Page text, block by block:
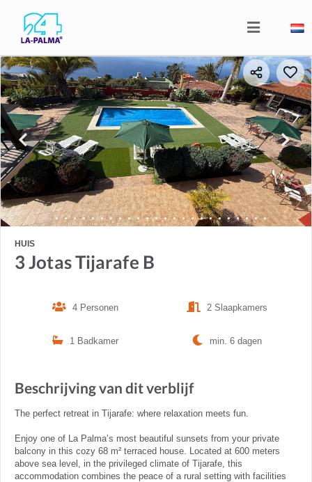
HUIS
3 Jotas Tijarafe B
4 Personen 2 Slaapkamers
1 Badkamer min. 6 dagen
Beschrijving van dit verblijf
The perfect retreat in Tijarafe: where relaxation meets fun.
Enjoy one of La Palma’s most beautiful sunsets from your private
balcony in this cozy 68 m² terraced house. Located at 600 meters
above sea level, in the privileged climate of Tijarafe, this
accommodation combines the peace of a rural setting with facilities